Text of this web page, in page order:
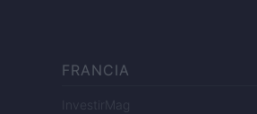
FRANCIA
InvestirMag